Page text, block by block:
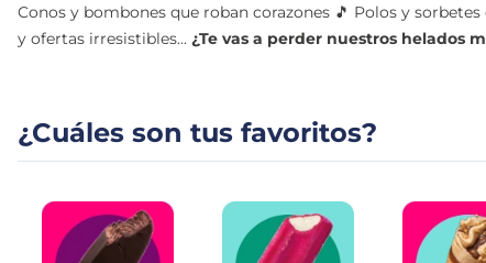
Conos y bombones que roban corazones 🎵 Polos y
y ofertas irresistibles... ¿Te vas a perder nuestros helados
¿Cuáles son tus favoritos?